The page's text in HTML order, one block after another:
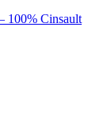
100% Cinsault